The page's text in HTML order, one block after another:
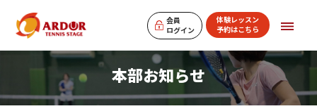
会員
ログイン
体験レッスン
予約はこちら
本部お知らせ